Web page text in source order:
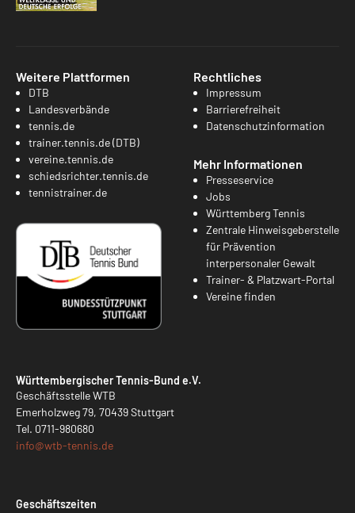
Weitere Plattformen
DTB
Landesverbände
tennis.de
trainer.tennis.de (DTB)
vereine.tennis.de
schiedsrichter.tennis.de
tennistrainer.de
Rechtliches
Impressum
Barrierefreiheit
Datenschutzinformation
Mehr Informationen
Presseservice
Jobs
Württemberg Tennis
Zentrale Hinweisgeberstelle
für Prävention
interpersonaler Gewalt
Trainer- & Platzwart-Portal
Vereine finden
Württembergischer Tennis-Bund e.V.
Geschäftsstelle WTB
Emerholzweg 79, 70439 Stuttgart
Tel. 0711-980680
info@wtb-tennis.de
Geschäftszeiten